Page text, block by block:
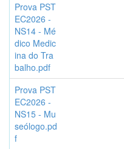
Prova PST
EC2026 -
NS14 - Mé
dico Medic
ina do Tra
balho.pdf
Prova PST
EC2026 -
NS15 - Mu
seólogo.pd
f